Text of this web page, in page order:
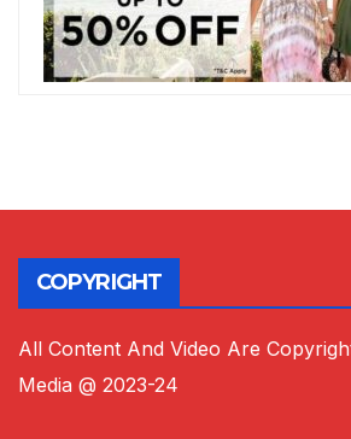
COPYRIGHT
All Content And Video Are
Media @ 2023-24